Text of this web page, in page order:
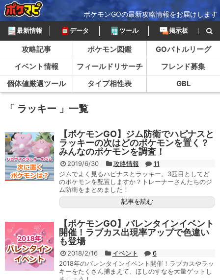
ポケモンGOの最新攻略情報をお届けします
最新情報 データ ツール 掲示板
攻略記事 ポケモン図鑑
GOバトルリーグ
イベント情報
フィールドリサーチ
フレンド募集
個体値厳選ツール
タイプ相性表 GBL
「 ラッキー 」一覧
【ポケモンGO】ジム防衛でハピナスと
ラッキーの次はどのポケモンを置く？
みんなのポケモンを調査！
2019/6/30 攻略情報
11
ジムでよく見るハピナスとラッキー。3匹目としてど
のポケモンを配置しますか？トレーナーさんたちのジ
ム防衛をまとめました！
記事を読む
【ポケモンGO】バレンタインイベント
開催！ラブカス出現率アップで色違い
も登場
2018/2/16 イベント
6
2018年のバレンタインイベント開催！ラブカスやラッ
キーをたくさん捕まえて、ほしのすなを大量ゲットし